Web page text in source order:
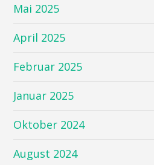
Mai 2025
April 2025
Februar 2025
Januar 2025
Oktober 2024
August 2024